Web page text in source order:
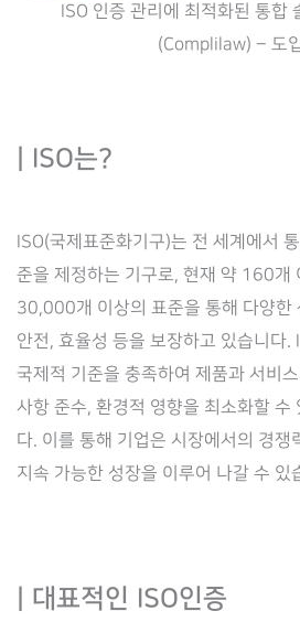
ISO 인증 관리에 최적화된 통합
(Complilaw) – 도
| ISO는?
ISO(국제표준화기구)는 전 세계에서
준을 제정하는 기구로, 현재 약 160개
30,000개 이상의 표준을 통해 다양한
안전, 효율성 등을 보장하고 있습니다.
국제적 기준을 충족하여 제품과 서비
사항 준수, 환경적 영향을 최소화할 수
다. 이를 통해 기업은 시장에서의 경쟁
지속 가능한 성장을 이루어 나갈 수 있
| 대표적인 ISO인증